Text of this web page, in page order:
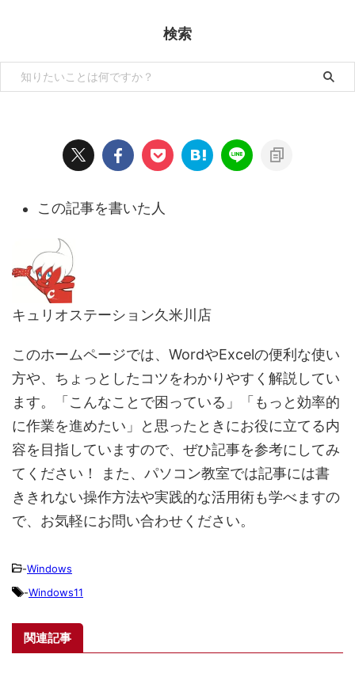
検索
この記事を書いた人
キュリオステーション久米川店
このホームページでは、WordやExcelの便利な使い
方や、ちょっとしたコツをわかりやすく解説してい
ます。「こんなことで困っている」「もっと効率的
に作業を進めたい」と思ったときにお役に立てる内
容を目指していますので、ぜひ記事を参考にしてみ
てください！ また、パソコン教室では記事には書
ききれない操作方法や実践的な活用術も学べますの
で、お気軽にお問い合わせください。
-Windows
-Windows11
関連記事